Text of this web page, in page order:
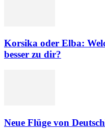
Korsika oder Elba:
besser zu dir?
Neue Flüge von